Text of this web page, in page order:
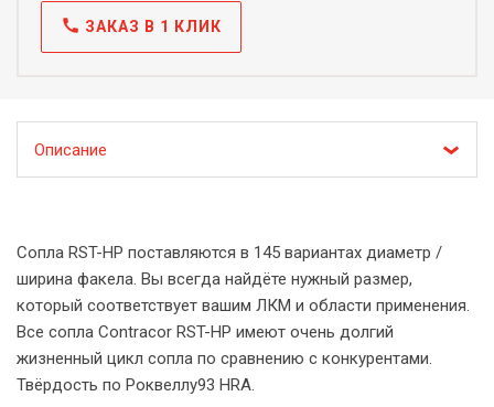
call ЗАКАЗ В 1 КЛИК
Описание
Сопла RST-HP поставляются в 145 вариантах диаметр /
ширина факела. Вы всегда найдёте нужный размер,
который соответствует вашим ЛКМ и области применения.
Все сопла Contracor RST-HP имеют очень долгий
жизненный цикл сопла по сравнению с конкурентами.
Твёрдость по Роквеллу93 HRA.